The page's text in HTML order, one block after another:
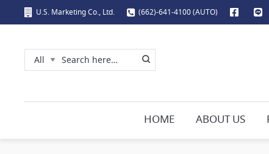
U.S. Marketing Co., Ltd. (662)-641-4100 (AUTO)
HOME ABOUT US